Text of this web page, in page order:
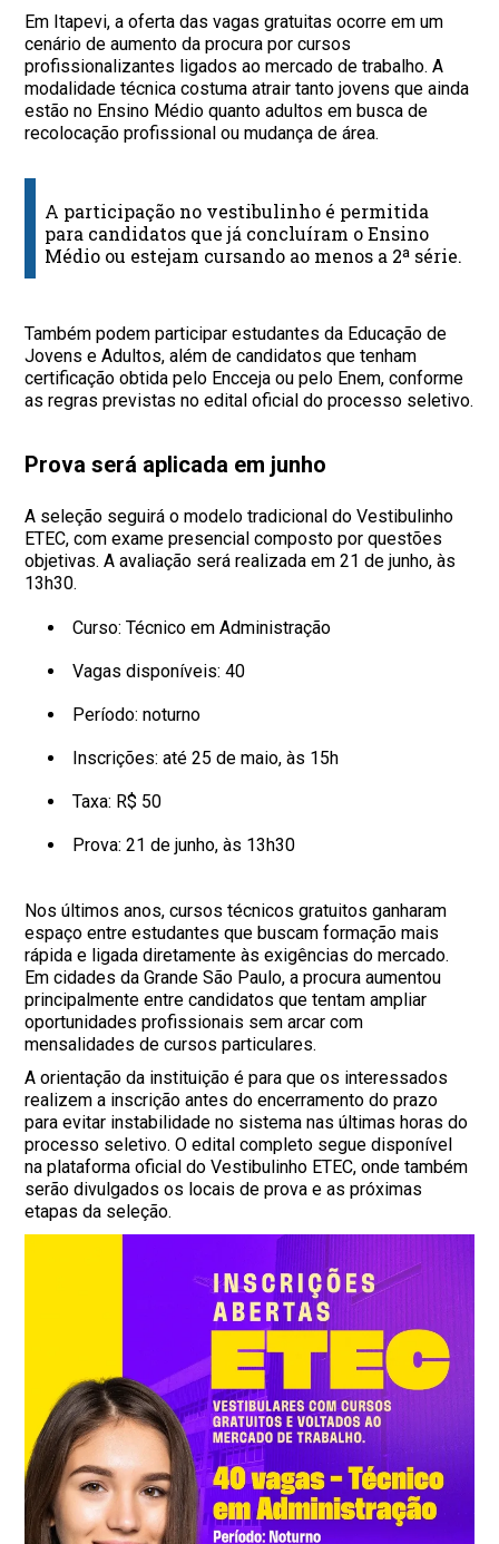
Em Itapevi, a oferta das vagas gratuitas ocorre em um
cenário de aumento da procura por cursos
profissionalizantes ligados ao mercado de trabalho. A
modalidade técnica costuma atrair tanto jovens que ainda
estão no Ensino Médio quanto adultos em busca de
recolocação profissional ou mudança de área.
A participação no vestibulinho é permitida
para candidatos que já concluíram o Ensino
Médio ou estejam cursando ao menos a 2ª série.
Também podem participar estudantes da Educação de
Jovens e Adultos, além de candidatos que tenham
certificação obtida pelo Encceja ou pelo Enem, conforme
as regras previstas no edital oficial do processo seletivo.
Prova será aplicada em junho
A seleção seguirá o modelo tradicional do Vestibulinho
ETEC, com exame presencial composto por questões
objetivas. A avaliação será realizada em 21 de junho, às
13h30.
Curso: Técnico em Administração
Vagas disponíveis: 40
Período: noturno
Inscrições: até 25 de maio, às 15h
Taxa: R$ 50
Prova: 21 de junho, às 13h30
Nos últimos anos, cursos técnicos gratuitos ganharam
espaço entre estudantes que buscam formação mais
rápida e ligada diretamente às exigências do mercado.
Em cidades da Grande São Paulo, a procura aumentou
principalmente entre candidatos que tentam ampliar
oportunidades profissionais sem arcar com
mensalidades de cursos particulares.
A orientação da instituição é para que os interessados
realizem a inscrição antes do encerramento do prazo
para evitar instabilidade no sistema nas últimas horas do
processo seletivo. O edital completo segue disponível
na plataforma oficial do Vestibulinho ETEC, onde também
serão divulgados os locais de prova e as próximas
etapas da seleção.